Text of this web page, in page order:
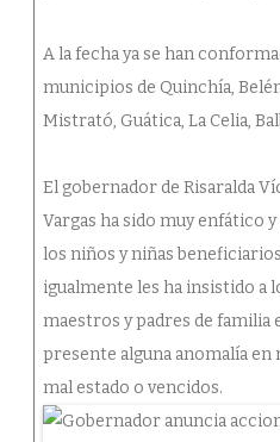
A la fecha ya se han
municipios de Quinchía,
Mistrató, Guática, La Celia,
El gobernador de Risaralda
Vargas ha sido muy enfático
los niños y niñas
igualmente les ha insistido a
maestros y padres de familia
presente alguna anomalía
mal estado o vencidos.